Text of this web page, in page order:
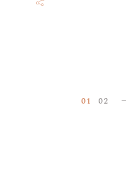
01 02